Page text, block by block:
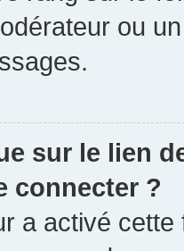
ou
sur le lien
connecter ?
a activé